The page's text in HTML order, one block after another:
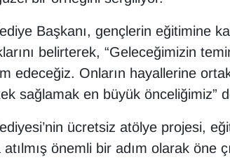
Başkanı, gençlerin eğitimine
belirterek, “Geleceğimizin
edeceğiz. Onların hayallerine
sağlamak en büyük önceliğimiz”
ücretsiz atölye projesi,
önemli bir adım olarak öne